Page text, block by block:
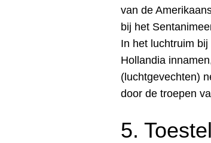
van de
bij het
In het luchtruim
Hollandia
(luchtgevechten)
door de troepen
5.